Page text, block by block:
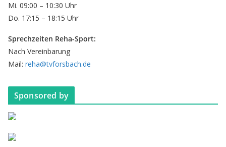
Mi. 09:00 – 10:30 Uhr
Do. 17:15 – 18:15 Uhr
Sprechzeiten Reha-Sport:
Nach Vereinbarung
Mail: reha@tvforsbach.de
Sponsored by